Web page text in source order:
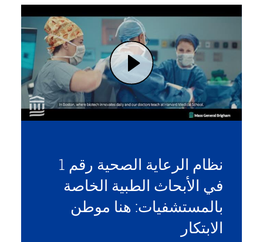
نظام الرعاية الصحية رقم 1
في الأبحاث الطبية الخاصة
بالمستشفيات: هنا موطن
الابتكار
Play #1 Health Care System in Hospital Medical Research: Innovation Happens Here | Mass General Brigham (opens in modal dialog)